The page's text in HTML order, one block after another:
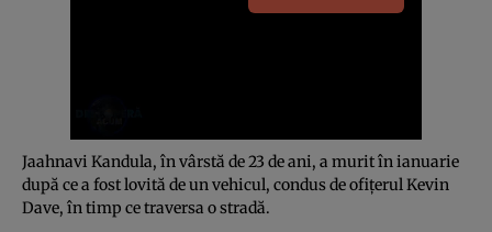
Jaahnavi Kandula, în vârstă de 23 de ani, a murit în ianuarie
după ce a fost lovită de un vehicul, condus de ofițerul Kevin
Dave, în timp ce traversa o stradă.